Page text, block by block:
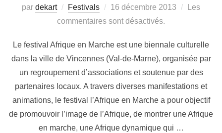
par dekart Festivals 16 décembre 2013
Les
commentaires sont désactivés.
Le festival Afrique en Marche est une biennale culturelle
dans la ville de Vincennes (Val-de-Marne), organisée par
un regroupement d’associations et soutenue par des
partenaires locaux. A travers diverses manifestations et
animations, le festival l’Afrique en Marche a pour objectif
de promouvoir l’image de l’Afrique, de montrer une Afrique
en marche, une Afrique dynamique qui …